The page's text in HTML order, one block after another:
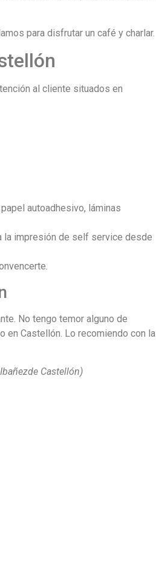
para disfrutar un café y charlar.
al cliente situados en
autoadhesivo, láminas
la impresión de self service desde
No tengo temor alguno de
en Castellón. Lo recomiendo con la
Castellón)